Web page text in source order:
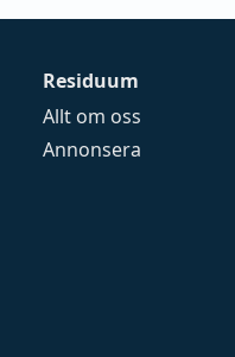
Residuum
Allt om oss
Annonsera